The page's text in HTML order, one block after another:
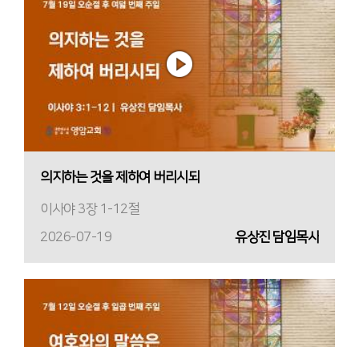
의지하는 것을 제하여 버리시되
이사야 3장 1-12절
2026-07-19
유상진 담임목사